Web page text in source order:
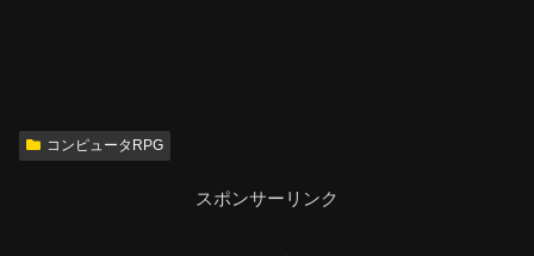
コンピュータRPG
スポンサーリンク